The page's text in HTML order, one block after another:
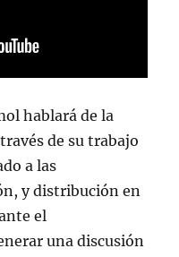
hablará de la
de su trabajo
a las
y distribución en
el
una discusión